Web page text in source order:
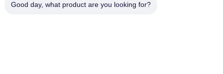
Good day, what product are you looking for?